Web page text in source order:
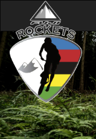
content